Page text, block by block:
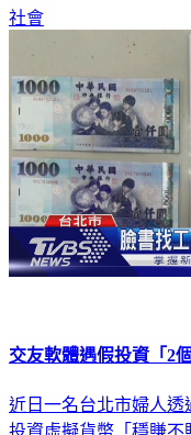
社會
交友軟體遇假投資「2
近日一名台北市婦人
投資虛擬貨幣「穩賺